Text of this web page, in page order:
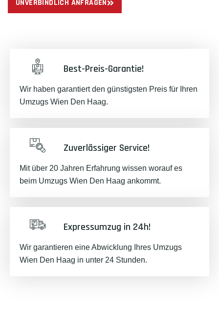
UNVERBINDLICH ANFRAGEN
Best-Preis-Garantie!
Wir haben garantiert den günstigsten Preis für Ihren
Umzugs Wien Den Haag.
Zuverlässiger Service!
Mit über 20 Jahren Erfahrung wissen worauf es
beim Umzugs Wien Den Haag ankommt.
Expressumzug in 24h!
Wir garantieren eine Abwicklung Ihres Umzugs
Wien Den Haag in unter 24 Stunden.